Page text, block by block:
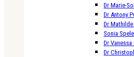
Dr Marie-
Dr Antony
Dr Mathilde
Sonia
Dr Vanessa
Dr